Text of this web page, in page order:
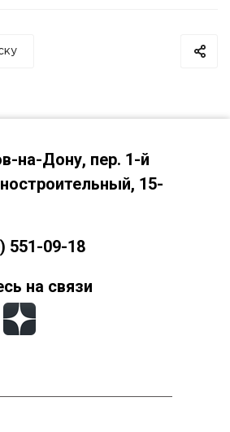
на-Дону, пер. 1-й
15-
551-09-18
на связи